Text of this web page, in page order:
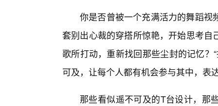
你是否曾被一个充满活力的舞蹈视
套别出心裁的穿搭所惊艳，开始思考
歌所打动，重新找回那些尘封的记忆？
可及，让每个人都有机会参与其中，表
那些看似遥不可及的T台设计，那